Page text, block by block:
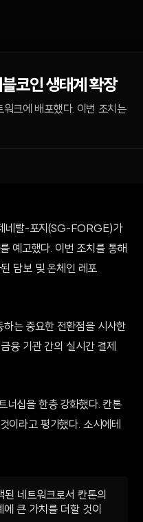
코인 생태계 확장
크에 배포했다. 이번 조치는
네랄-포지(SG-FORGE)가
예고했다. 이번 조치를 통해
담보 및 온체인 레포
는 중요한 전환점을 시사한
융 기관 간의 실시간 결제
십을 한층 강화했다. 칸톤
이라고 평가했다. 소시에테
네트워크로서 칸톤의
큰 가치를 더할 것이